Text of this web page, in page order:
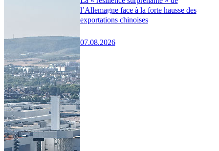
l’Allemagne face à la forte hausse des
exportations chinoises
07.08.2026